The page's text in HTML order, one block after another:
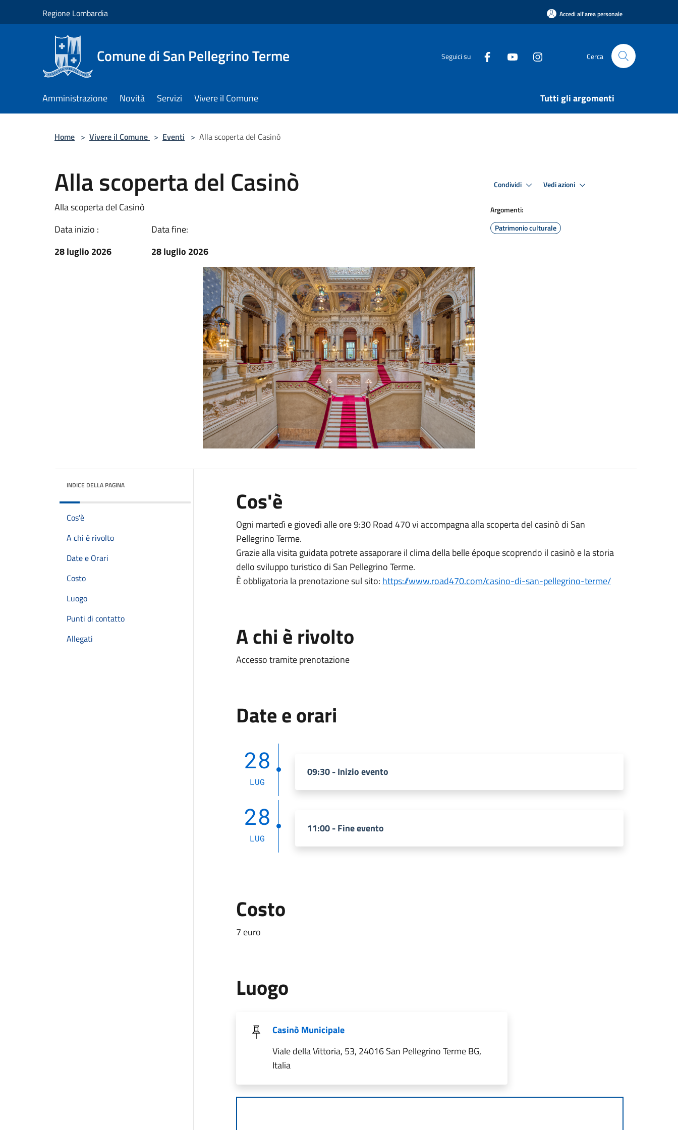
Regione Lombardia Accedi all'area personale
Comune di San Pellegrino Terme Seguici su Cerca
Amministrazione Novità Servizi Vivere il Comune Tutti gli argomenti
Home > Vivere il Comune > Eventi > Alla scoperta del Casinò
Alla scoperta del Casinò
Alla scoperta del Casinò
Data inizio :
28 luglio 2026
Data fine:
28 luglio 2026
Condividi Vedi azioni
Argomenti:
Patrimonio culturale
INDICE DELLA PAGINA
Cos'è
A chi è rivolto
Date e Orari
Costo
Luogo
Punti di contatto
Allegati
Cos'è
Ogni martedì e giovedì alle ore 9:30 Road 470 vi accompagna alla scoperta del casinò di San
Pellegrino Terme.
Grazie alla visita guidata potrete assaporare il clima della belle époque scoprendo il casinò e la storia
dello sviluppo turistico di San Pellegrino Terme.
È obbligatoria la prenotazione sul sito: https://www.road470.com/casino-di-san-pellegrino-terme/
A chi è rivolto
Accesso tramite prenotazione
Date e orari
28
LUG
09:30 - Inizio evento
28
LUG
11:00 - Fine evento
Costo
7 euro
Luogo
Casinò Municipale
Viale della Vittoria, 53, 24016 San Pellegrino Terme BG,
Italia